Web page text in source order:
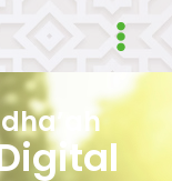
Main